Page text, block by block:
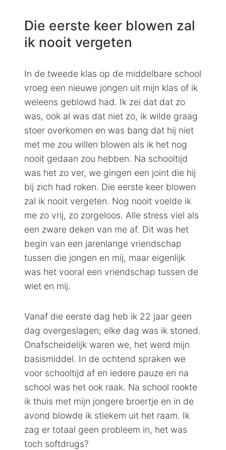
Die eerste keer blowen zal
ik nooit vergeten
In de tweede klas op de middelbare school
vroeg een nieuwe jongen uit mijn klas of ik
weleens geblowd had. Ik zei dat dat zo
was, ook al was dat niet zo, ik wilde graag
stoer overkomen en was bang dat hij niet
met me zou willen blowen als ik het nog
nooit gedaan zou hebben. Na schooltijd
was het zo ver, we gingen een joint die hij
bij zich had roken. Die eerste keer blowen
zal ik nooit vergeten. Nog nooit voelde ik
me zo vrij, zo zorgeloos. Alle stress viel als
een zware deken van me af. Dit was het
begin van een jarenlange vriendschap
tussen die jongen en mij, maar eigenlijk
was het vooral een vriendschap tussen de
wiet en mij.
Vanaf die eerste dag heb ik 22 jaar geen
dag overgeslagen; elke dag was ik stoned.
Onafscheidelijk waren we, het werd mijn
basismiddel. In de ochtend spraken we
voor schooltijd af en iedere pauze en na
school was het ook raak. Na school rookte
ik thuis met mijn jongere broertje en in de
avond blowde ik stiekem uit het raam. Ik
zag er totaal geen probleem in, het was
toch softdrugs?